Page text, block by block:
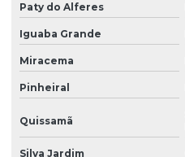
Paty do Alferes
Iguaba Grande
Miracema
Pinheiral
Quissamã
Silva Jardim